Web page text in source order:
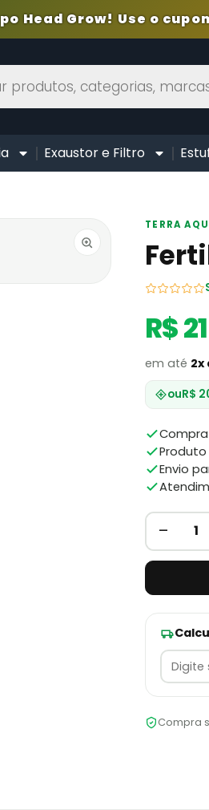
Head Grow! Use o
Exaustor e Filtro
TERRA
R$
em até 2x
ouR$
Envio
– 1
Compra